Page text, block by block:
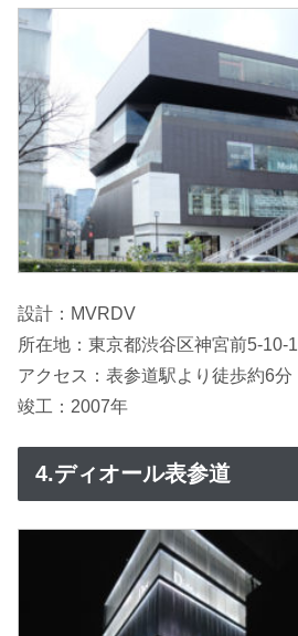
設計：MVRDV
所在地：東京都渋谷区神宮前5-10-1
アクセス：表参道駅より徒歩約6分
竣工：2007年
4.ディオール表参道